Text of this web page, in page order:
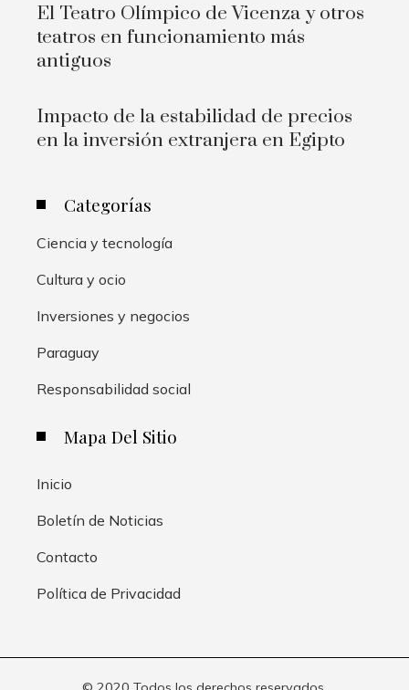
El Teatro Olímpico de Vicenza y otros
teatros en funcionamiento más
antiguos
Impacto de la estabilidad de precios
en la inversión extranjera en Egipto
Categorías
Ciencia y tecnología
Cultura y ocio
Inversiones y negocios
Paraguay
Responsabilidad social
Mapa Del Sitio
Inicio
Boletín de Noticias
Contacto
Política de Privacidad